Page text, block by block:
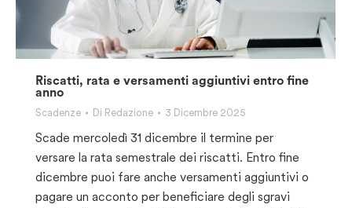
Riscatti, rata e versamenti aggiuntivi entro fine
anno
Scadenze Di Redazione 3 Dicembre 2025
Scade mercoledì 31 dicembre il termine per
versare la rata semestrale dei riscatti. Entro fine
dicembre puoi fare anche versamenti aggiuntivi o
pagare un acconto per beneficiare degli sgravi